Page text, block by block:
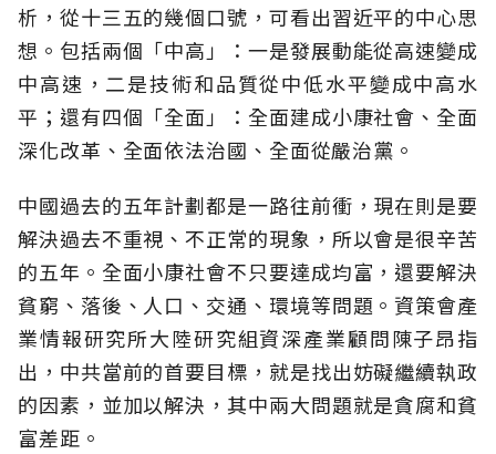
析，從十三五的幾個口號，可看出習近平的中心思
想。包括兩個「中高」：一是發展動能從高速變成
中高速，二是技術和品質從中低水平變成中高水
平；還有四個「全面」：全面建成小康社會、全面
深化改革、全面依法治國、全面從嚴治黨。
中國過去的五年計劃都是一路往前衝，現在則是要
解決過去不重視、不正常的現象，所以會是很辛苦
的五年。全面小康社會不只要達成均富，還要解決
貧窮、落後、人口、交通、環境等問題。資策會產
業情報研究所大陸研究組資深產業顧問陳子昂指
出，中共當前的首要目標，就是找出妨礙繼續執政
的因素，並加以解決，其中兩大問題就是貪腐和貧
富差距。